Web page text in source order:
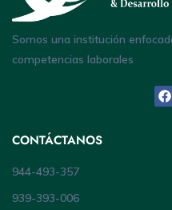
Somos una institución
competencias laborales
CONTÁCTANOS
944-493-357
939-393-006